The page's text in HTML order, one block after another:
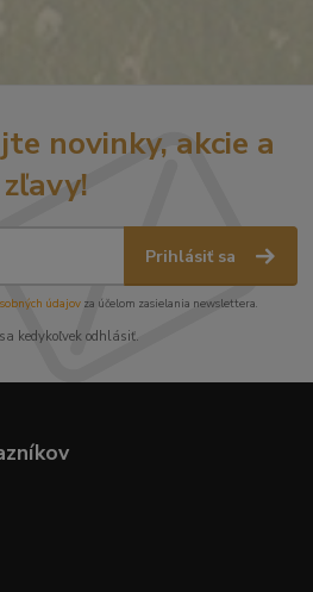
novinky, akcie a
zľavy!
Prihlásiť sa
údajov za účelom zasielania newslettera.
sa kedykoľvek odhlásiť.